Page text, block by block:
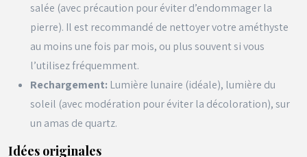
salée (avec précaution pour éviter d’endommager la
pierre). Il est recommandé de nettoyer votre améthyste
au moins une fois par mois, ou plus souvent si vous
l’utilisez fréquemment.
Rechargement: Lumière lunaire (idéale), lumière du
soleil (avec modération pour éviter la décoloration), sur
un amas de quartz.
Idées originales